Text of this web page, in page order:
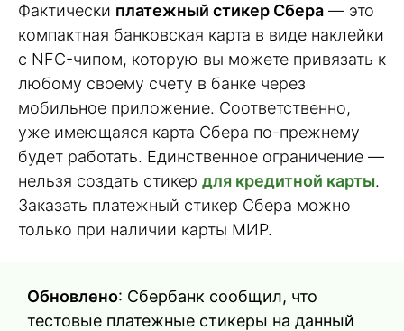
Фактически платежный стикер Сбера — это
компактная банковская карта в виде наклейки
с NFC-чипом, которую вы можете привязать к
любому своему счету в банке через
мобильное приложение. Соответственно,
уже имеющаяся карта Сбера по-прежнему
будет работать. Единственное ограничение —
нельзя создать стикер для кредитной карты.
Заказать платежный стикер Сбера можно
только при наличии карты МИР.
Обновлено: Сбербанк сообщил, что
тестовые платежные стикеры на данный